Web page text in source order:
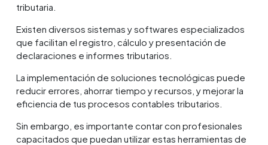
tributaria.
Existen diversos sistemas y softwares especializados
que facilitan el registro, cálculo y presentación de
declaraciones e informes tributarios.
La implementación de soluciones tecnológicas puede
reducir errores, ahorrar tiempo y recursos, y mejorar la
eficiencia de tus procesos contables tributarios.
Sin embargo, es importante contar con profesionales
capacitados que puedan utilizar estas herramientas de